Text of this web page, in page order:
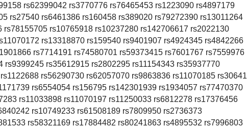
rs62399042 rs3770776 rs76465453 rs1223090 rs4897179
rs27540 rs6461386 rs160458 rs389020 rs79272390 rs13011264
rs10765918 rs10237280 rs142706617 rs2022130
rs13318870 rs159540 rs9401907 rs4924345 rs4842266
rs7714191 rs74580701 rs59373415 rs7601767 rs7559976
rs35612915 rs2802295 rs11154343 rs35937770
rs56290730 rs62057070 rs9863836 rs11070185 rs30641
rs6554054 rs156795 rs142301939 rs1934057 rs77470370
rs11033898 rs11070197 rs11250033 rs6812278 rs17376456
rs10749233 rs61508189 rs7809950 rs2736373
rs58321169 rs17884482 rs80241863 rs4895532 rs7996803